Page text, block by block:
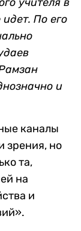
По его
и
каналы
зрения, но
та,
на
и